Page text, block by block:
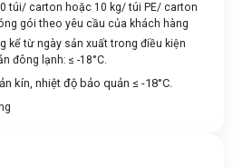
túi/ carton hoặc 10 kg/ túi PE/ carton
gói theo yêu cầu của khách hàng
kể từ ngày sản xuất trong điều kiện
đông lạnh: ≤ -18°C.
kín, nhiệt độ bảo quản ≤ -18°C.